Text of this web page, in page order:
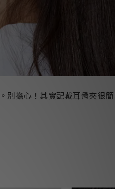
別擔心！其實配戴耳骨夾很